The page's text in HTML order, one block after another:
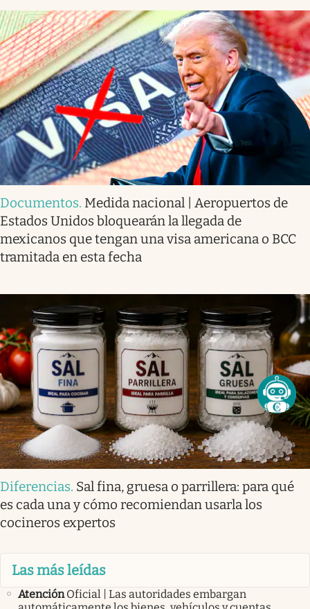
Documentos. Medida nacional | Aeropuertos de
Estados Unidos bloquearán la llegada de
mexicanos que tengan una visa americana o BCC
tramitada en esta fecha
Diferencias. Sal fina, gruesa o parrillera: para qué
es cada una y cómo recomiendan usarla los
cocineros expertos
Las más leídas
Atención Oficial | Las autoridades embargan